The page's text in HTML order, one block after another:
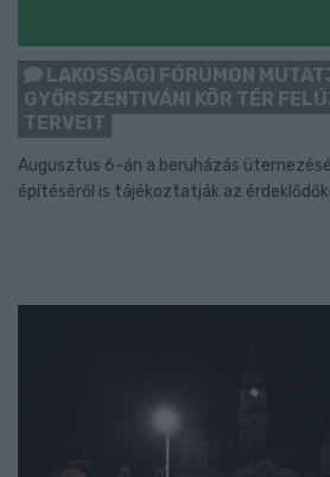
LAKOSSÁGI FÓRUMON
GYŐRSZENTIVÁNI KÖR TÉR
TERVEIT
Augusztus 6-án a beruházás
építéséről is tájékoztatják az